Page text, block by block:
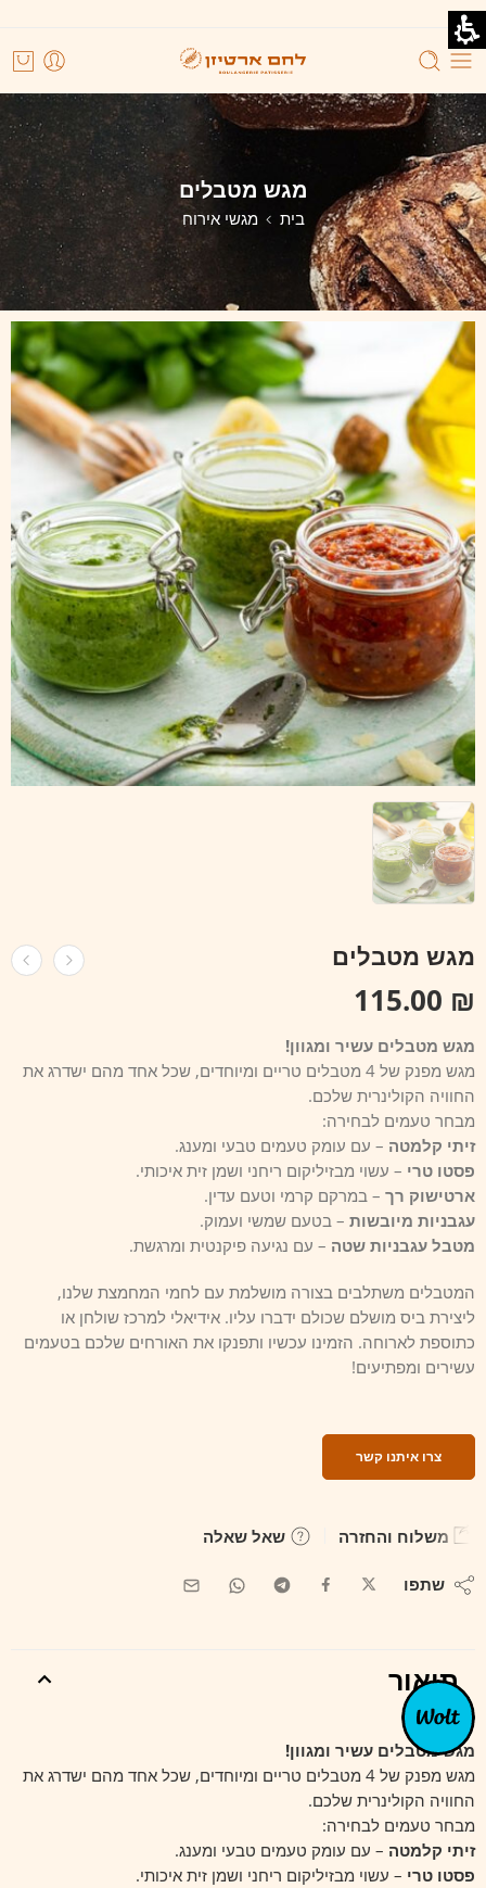
מגש מטבלים
בית מגשי אירוח
מגש מטבלים
₪
מגש מטבלים עשיר ומגוון!
מגש מפנק של 4 מטבלים טריים ומיוחדים, שכל אחד מהם ישדרג את
החוויה הקולינרית שלכם.
מבחר טעמים לבחירה:
זיתי קלמטה – עם עומק טעמים טבעי ומענג.
פסטו טרי – עשוי מבזיליקום ריחני ושמן זית איכותי.
ארטישוק רך – במרקם קרמי וטעם עדין.
עגבניות מיובשות – בטעם שמשי ועמוק.
מטבל עגבניות שטה – עם נגיעה פיקנטית ומרגשת.
המטבלים משתלבים בצורה מושלמת עם לחמי המחמצת שלנו,
ליצירת ביס מושלם שכולם ידברו עליו. אידיאלי למרכז שולחן או
כתוספת לארוחה. הזמינו עכשיו ותפנקו את האורחים שלכם בטעמים
עשירים ומפתיעים!
צרו איתנו קשר
משלוח והחזרה שאל שאלה
שתפו
תיאור
מגש מטבלים עשיר ומגוון!
מגש מפנק של 4 מטבלים טריים ומיוחדים, שכל אחד מהם ישדרג את
החוויה הקולינרית שלכם.
מבחר טעמים לבחירה:
זיתי קלמטה – עם עומק טעמים טבעי ומענג.
פסטו טרי – עשוי מבזיליקום ריחני ושמן זית איכותי.